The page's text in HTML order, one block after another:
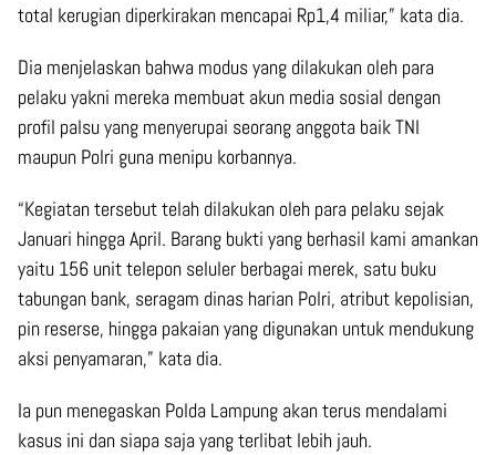
total kerugian diperkirakan mencapai Rp1,4 miliar,” kata dia.
Dia menjelaskan bahwa modus yang dilakukan oleh para
pelaku yakni mereka membuat akun media sosial dengan
profil palsu yang menyerupai seorang anggota baik TNI
maupun Polri guna menipu korbannya.
“Kegiatan tersebut telah dilakukan oleh para pelaku sejak
Januari hingga April. Barang bukti yang berhasil kami amankan
yaitu 156 unit telepon seluler berbagai merek, satu buku
tabungan bank, seragam dinas harian Polri, atribut kepolisian,
pin reserse, hingga pakaian yang digunakan untuk mendukung
aksi penyamaran,” kata dia.
Ia pun menegaskan Polda Lampung akan terus mendalami
kasus ini dan siapa saja yang terlibat lebih jauh.